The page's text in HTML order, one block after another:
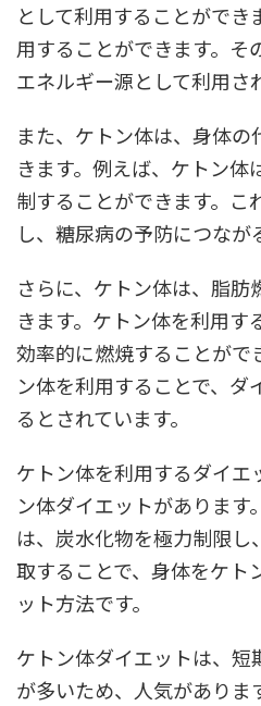
として利用することができ
用することができます。そ
エネルギー源として利用さ
また、ケトン体は、身体
きます。例えば、ケトン体
制することができます。こ
し、糖尿病の予防につなが
さらに、ケトン体は、脂
きます。ケトン体を利用す
効率的に燃焼することがで
ン体を利用することで、ダ
るとされています。
ケトン体を利用するダイエ
ン体ダイエットがあります
は、炭水化物を極力制限
取することで、身体をケト
ット方法です。
ケトン体ダイエットは、短
が多いため、人気がありま